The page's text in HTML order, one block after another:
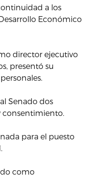
a los
Económico
director ejecutivo
presentó su
Senado dos
para el puesto
como